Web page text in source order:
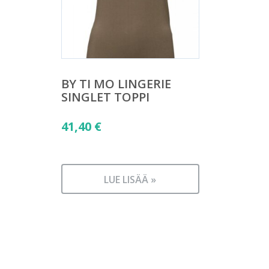
BY TI MO LINGERIE
SINGLET TOPPI
41,40 €
LUE LISÄÄ »